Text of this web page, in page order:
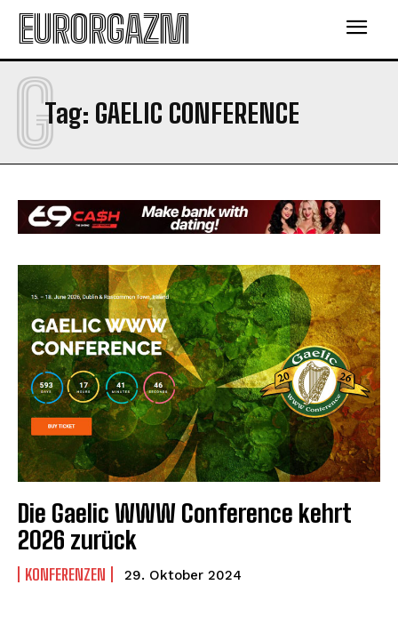
EURORGAZM
Tag: GAELIC CONFERENCE
G
Die Gaelic WWW Conference kehrt
2026 zurück
KONFERENZEN 29. Oktober 2024